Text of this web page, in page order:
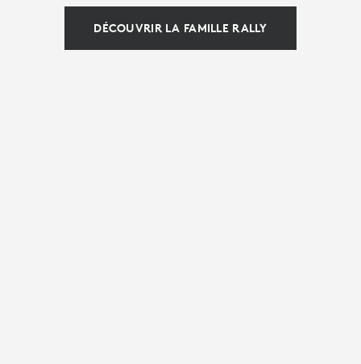
DÉCOUVRIR LA FAMILLE RALLY